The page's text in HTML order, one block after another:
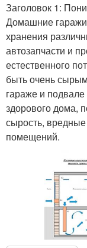
Заголовок 1:
Домашние гаражи
хранения
автозапчасти и
естественного
быть очень
гараже и
здорового дома,
сырость, вредные
помещений.